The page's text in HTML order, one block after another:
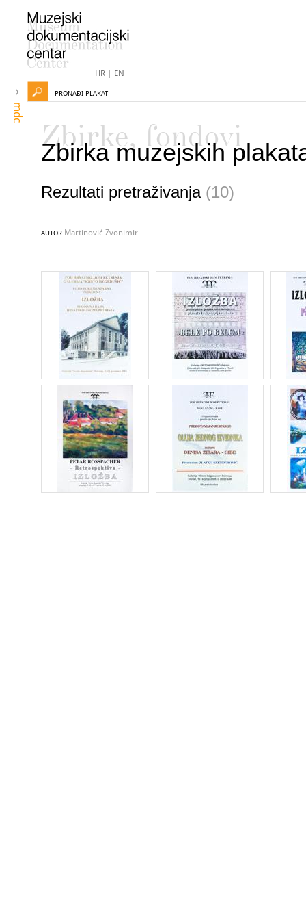
HR| EN
mdc
PRONAĐI PLAKAT
Zbirke, fondovi
Zbirka muzejskih
Rezultati pretraživanja (10)
AUTOR Martinović Zvonimir